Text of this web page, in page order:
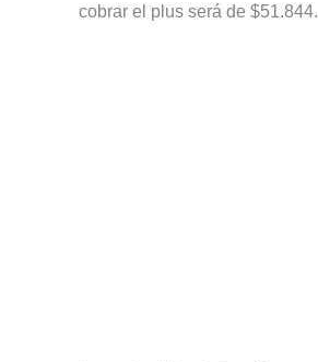
cobrar el plus será de $51.844.